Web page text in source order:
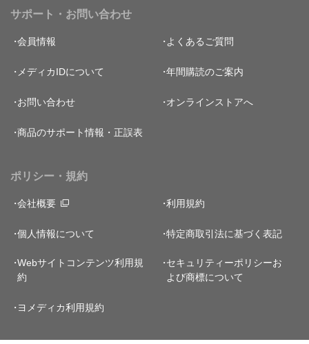
サポート・お問い合わせ
会員情報 よくあるご質問
メディカIDについて 年間購読のご案内
お問い合わせ オンラインストアへ
商品のサポート情報・正誤表
ポリシー・規約
会社概要 利用規約
個人情報について 特定商取引法に基づく表記
Webサイトコンテンツ利用規
約
セキュリティーポリシーお
よび商標について
ヨメディカ利用規約